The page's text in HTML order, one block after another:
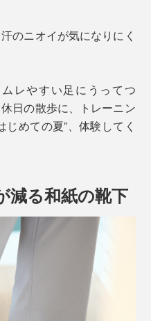
のニオイが気になりにく
レやすい足にうってつ
日の散歩に、トレーニン
めての夏”、体験してく
減る和紙の靴下